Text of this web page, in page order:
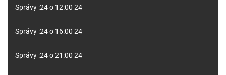
Správy :24 o 12:00 24
Správy :24 o 16:00 24
Správy :24 o 21:00 24